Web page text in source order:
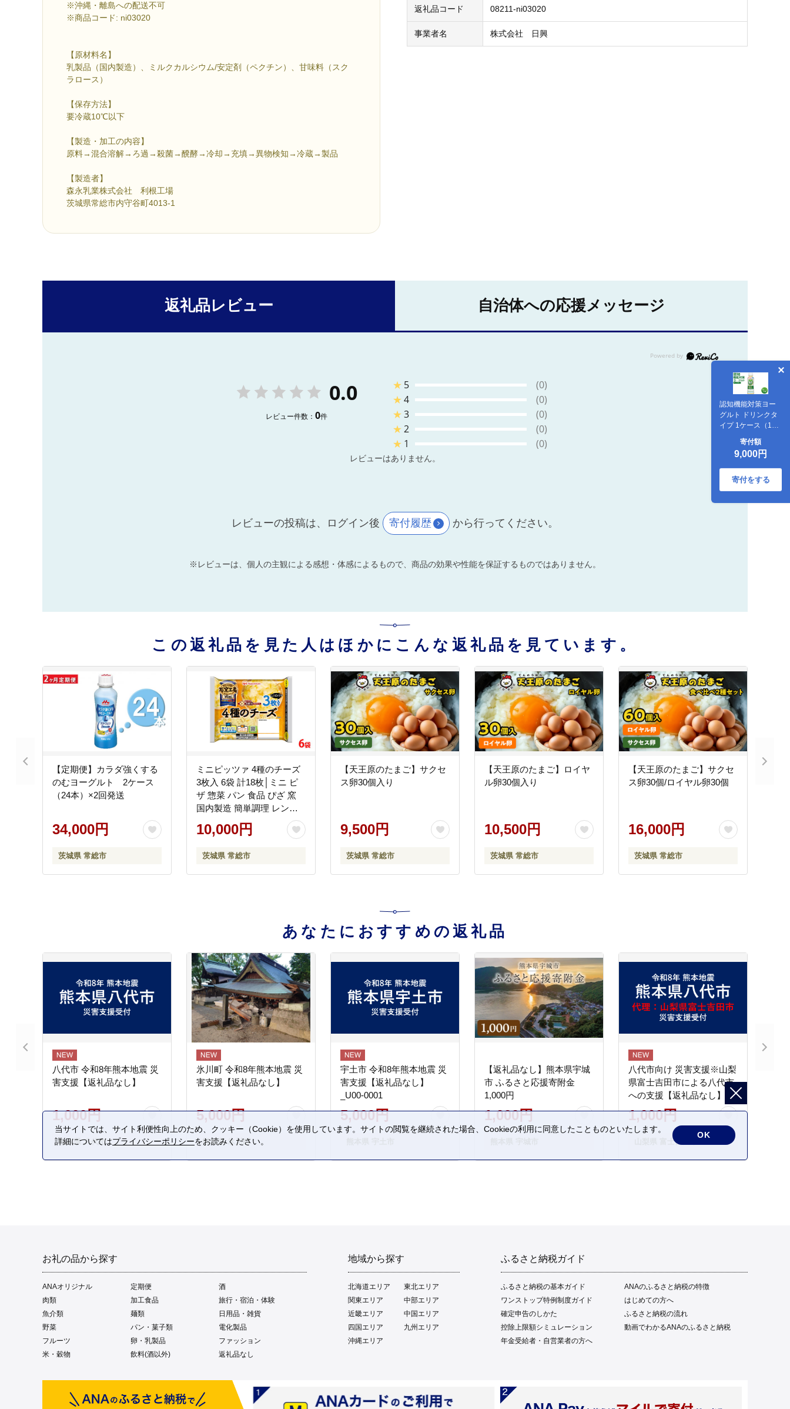
※沖縄・離島への配送不可
※商品コード: ni03020
【原材料名】
乳製品（国内製造）、ミルクカルシウム/安定剤（ペクチン）、甘味料（スク
ラロース）
【保存方法】
要冷蔵10℃以下
【製造・加工の内容】
原料→混合溶解→ろ過→殺菌→醗酵→冷却→充填→異物検知→冷蔵→製品
【製造者】
森永乳業株式会社 利根工場
茨城県常総市内守谷町4013-1
認知機能対策ヨー
グルト ドリンクタ
イプ 1ケース（12
本） プレーンタイ
プ ヨーグルト ドリ
ンク 乳製品 砂糖不
使用 甘さ控えめ 贈
り物 ※沖縄・離島
への配送不可
寄付額
9,000円
寄付をする
返礼品コード 08211-ni03020
事業者名 株式会社 日興
返礼品レビュー 自治体への応援メッセージ
0.0
レビュー件数： 0件
★ 5
(0)
★4
(0)
★3
(0)
★2
(0)
★ 1 (0)
レビューはありません。
レビューの投稿は、ログイン後 寄付履歴 から行ってください。
※レビューは、個人の主観による感想・体感によるもので、商品の効果や性能を保証するものではありません。
この返礼品を見た人はほかにこんな返礼品を見ています。
【定期便】カラダ強くする
のむヨーグルト 2ケース
（24本）×2回発送
34,000円
茨城県 常総市
ミニピッツァ 4種のチーズ
3枚入 6袋 計18枚│ミニ ピ
ザ 惣菜 パン 食品 ぴざ 窯
国内製造 簡単調理 レンチ
ン レンジ調理 日本ハム ニ
ッポンハム ギフト お取り
ンベール※2026年4月上旬
頃より順次発送予定
10,000円
茨城県 常総市
【天王原のたまご】サクセ
ス卵30個入り
9,500円
茨城県 常総市
【天王原のたまご】ロイヤ
ル卵30個入り
10,500円
茨城県 常総市
【天王原のたまご】サクセ
ス卵30個/ロイヤル卵30個
16,000円
茨城県 常総市
あなたにおすすめの返礼品
八代市 令和8年熊本地震 災
害支援【返礼品なし】
1,000円
熊本県 八代市
氷川町 令和8年熊本地震 災
害支援【返礼品なし】
5,000円
熊本県 氷川町
宇土市 令和8年熊本地震 災
害支援【返礼品なし】
_U00-0001
5,000円
【返礼品なし】熊本県宇城
市 ふるさと応援寄附金
1,000円
1,000円
八代市向け 災害支援※山梨
県富士吉田市による八代市
への支援【返礼品なし】
1,000円
山梨県 富士吉田市
お礼の品から探す
ANAオリジナル 定期便
酒
肉類
加工食品
旅行・宿泊・体験
魚介類
麺類
日用品・雑貨
野菜
パン・菓子類
電化製品
フルーツ
卵・乳製品
ファッション
米・穀物
飲料(酒以外) 返礼品なし
地域から探す
北海道エリア
東北エリア
関東エリア
中部エリア
近畿エリア
中国エリア
四国エリア
九州エリア
沖縄エリア
ふるさと納税ガイド
ふるさと納税の基本ガイド
ANAのふるさと納税の特徴
ワンストップ特例制度ガイド
はじめての方へ
確定申告のしかた
ふるさと納税の流れ
控除上限額シミュレーション
動画でわかるANAのふるさと納税
年金受給者・自営業者の方へ
当サイトでは、サイト利便性向上のため、クッキー（Cookie）を使用しています。サイトの閲覧を継続された場合、Cookieの利用に同意したことものといたします。
詳細についてはプライバシーポリシーをお読みください。
OK